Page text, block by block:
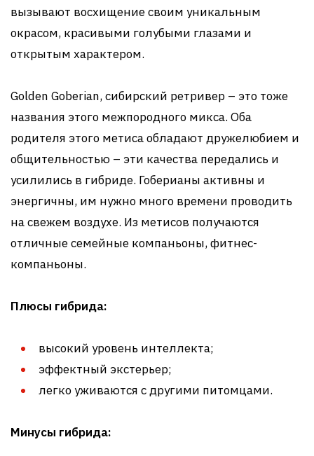
вызывают восхищение своим уникальным
окрасом, красивыми голубыми глазами и
открытым характером.
Golden Goberian, сибирский ретривер – это тоже
названия этого межпородного микса. Оба
родителя этого метиса обладают дружелюбием и
общительностью – эти качества передались и
усилились в гибриде. Гоберианы активны и
энергичны, им нужно много времени проводить
на свежем воздухе. Из метисов получаются
отличные семейные компаньоны, фитнес-
компаньоны.
Плюсы гибрида:
высокий уровень интеллекта;
эффектный экстерьер;
легко уживаются с другими питомцами.
Минусы гибрида: